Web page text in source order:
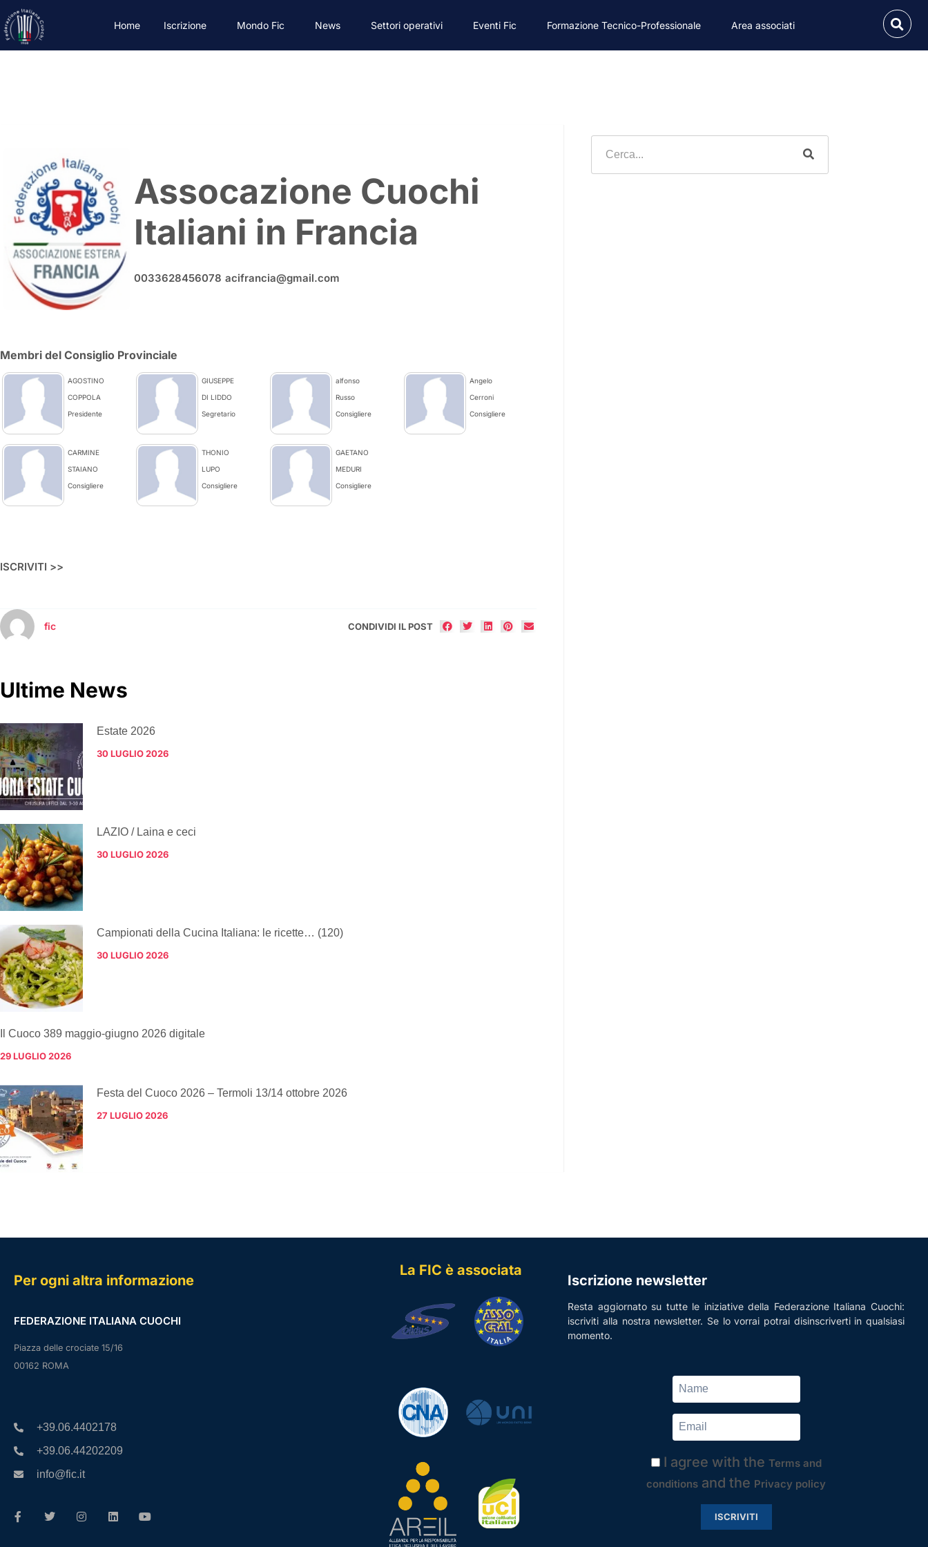
Home Iscrizione Mondo Fic News Settori operativi Eventi Fic Formazione Tecnico-Professionale Area associati
Assocazione Cuochi
Italiani in Francia
0033628456078 acifrancia@gmail.com
Membri del Consiglio Provinciale
AGOSTINO
COPPOLA
Presidente
GIUSEPPE
DI LIDDO
Segretario
alfonso
Russo
Consigliere
Angelo
Cerroni
Consigliere
CARMINE
STAIANO
Consigliere
THONIO
LUPO
Consigliere
GAETANO
MEDURI
Consigliere
ISCRIVITI >>
fic CONDIVIDI IL POST
Ultime News
Estate 2026
30 LUGLIO 2026
LAZIO / Laina e ceci
30 LUGLIO 2026
Campionati della Cucina Italiana: le ricette… (120)
30 LUGLIO 2026
Il Cuoco 389 maggio-giugno 2026 digitale
29 LUGLIO 2026
Festa del Cuoco 2026 – Termoli 13/14 ottobre 2026
27 LUGLIO 2026
Per ogni altra informazione
FEDERAZIONE ITALIANA CUOCHI
Piazza delle crociate 15/16
00162 ROMA
+39.06.4402178
+39.06.44202209
info@fic.it
La FIC è associata
Iscrizione newsletter
Resta aggiornato su tutte le iniziative della Federazione Italiana Cuochi:
iscriviti alla nostra newsletter. Se lo vorrai potrai disinscriverti in qualsiasi
momento.
I agree with the Terms and
conditions and the Privacy policy
ISCRIVITI